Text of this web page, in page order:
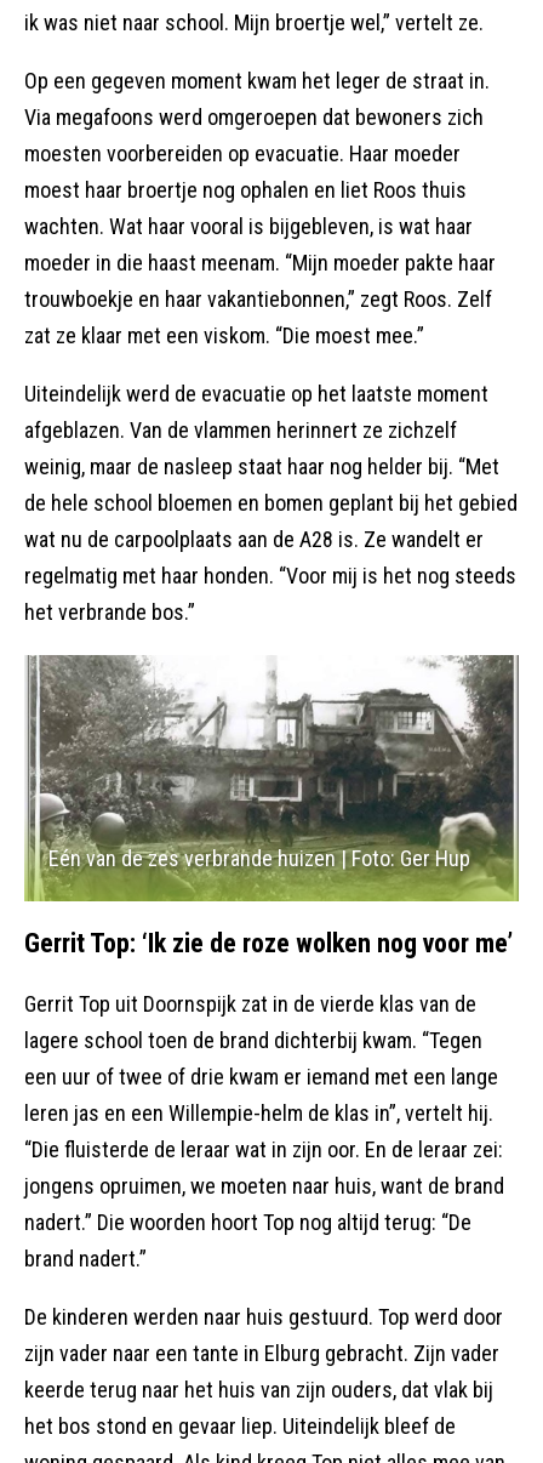
ik was niet naar school. Mijn broertje wel,” vertelt ze.
Op een gegeven moment kwam het leger de straat in.
Via megafoons werd omgeroepen dat bewoners zich
moesten voorbereiden op evacuatie. Haar moeder
moest haar broertje nog ophalen en liet Roos thuis
wachten. Wat haar vooral is bijgebleven, is wat haar
moeder in die haast meenam. “Mijn moeder pakte haar
trouwboekje en haar vakantiebonnen,” zegt Roos. Zelf
zat ze klaar met een viskom. “Die moest mee.”
Uiteindelijk werd de evacuatie op het laatste moment
afgeblazen. Van de vlammen herinnert ze zichzelf
weinig, maar de nasleep staat haar nog helder bij. “Met
de hele school bloemen en bomen geplant bij het gebied
wat nu de carpoolplaats aan de A28 is. Ze wandelt er
regelmatig met haar honden. “Voor mij is het nog steeds
het verbrande bos.”
Eén van de zes verbrande huizen | Foto: Ger Hup
Gerrit Top: ‘Ik zie de roze wolken nog voor me’
Gerrit Top uit Doornspijk zat in de vierde klas van de
lagere school toen de brand dichterbij kwam. “Tegen
een uur of twee of drie kwam er iemand met een lange
leren jas en een Willempie-helm de klas in”, vertelt hij.
“Die fluisterde de leraar wat in zijn oor. En de leraar zei:
jongens opruimen, we moeten naar huis, want de brand
nadert.” Die woorden hoort Top nog altijd terug: “De
brand nadert.”
De kinderen werden naar huis gestuurd. Top werd door
zijn vader naar een tante in Elburg gebracht. Zijn vader
keerde terug naar het huis van zijn ouders, dat vlak bij
het bos stond en gevaar liep. Uiteindelijk bleef de